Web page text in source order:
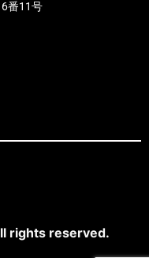
番11号
rights reserved.